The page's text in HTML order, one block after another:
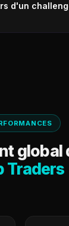
d'un
global
Traders